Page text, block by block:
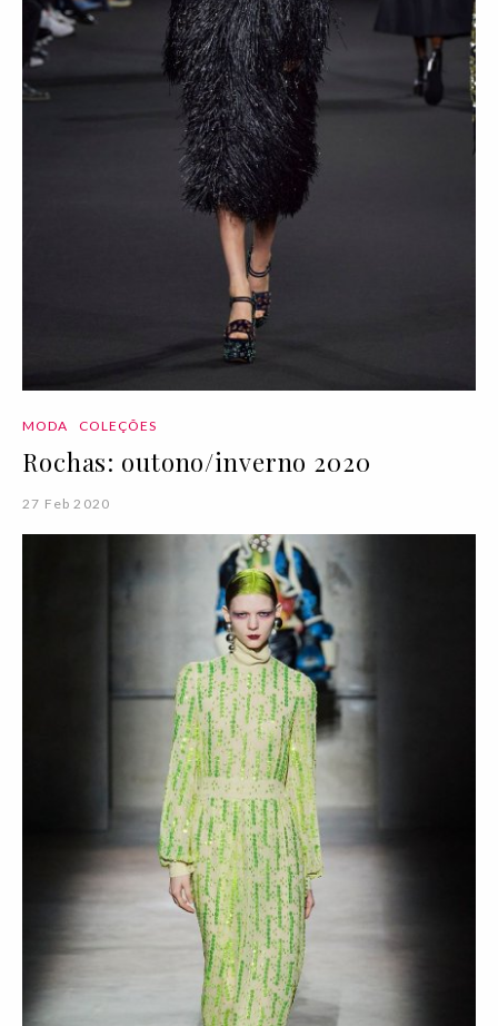
MODA COLEÇÕES
Rochas: outono/inverno 2020
27 Feb 2020